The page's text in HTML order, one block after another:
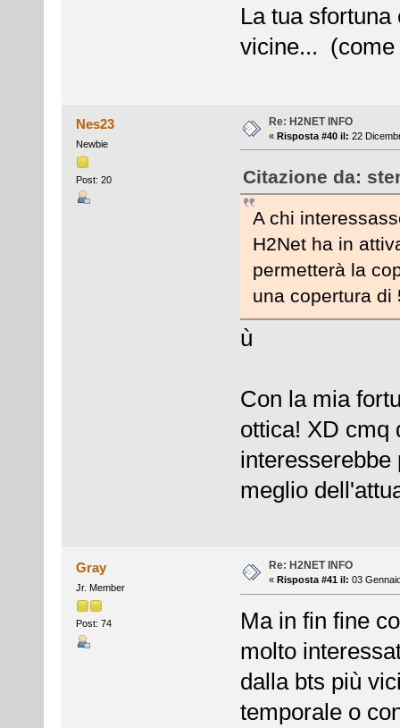
La tua
vicine... (come
Nes23
Newbie
Post: 20
Re: H2NET INFO
« Risposta #40 il: 22
Citazione da:
A chi
H2Net ha in
permetterà la
una copertura di
ù
Con la mia
ottica! XD cmq
interesserebbe
meglio
Gray
Jr. Member
Post: 74
Re: H2NET INFO
« Risposta #41 il: 03
Ma in fin fine
molto
dalla bts più
temporale o